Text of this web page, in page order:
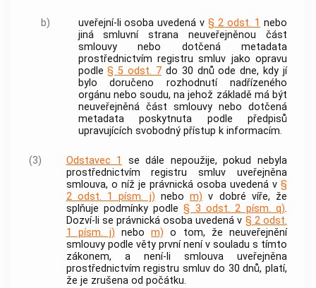
b) uveřejní-li osoba uvedená v§ 2 odst. 1 nebo
jiná smluvní strana neuveřejněnou část
smlouvy nebo dotčená metadata
prostřednictvím registru smluv jako opravu
podle§ 5 odst. 7 do 30 dnů ode dne, kdy jí
bylo doručeno rozhodnutí nadřízeného
orgánu nebo soudu, na jehož základě má být
neuveřejněná část smlouvy nebo dotčená
metadata poskytnuta podle předpisů
upravujících svobodný přístup k informacím.
(3) Odstavec 1
se dále nepoužije, pokud nebyla
prostřednictvím registru smluv uveřejněna
smlouva, o níž je právnická osoba uvedená v §
2 odst. 1 písm. j) nebo m) v dobré víře, že
splňuje podmínky podle§ 3 odst. 2 písm. q).
Dozví-li se právnická osoba uvedená v § 2 odst.
1 písm. j) nebom) o tom, že neuveřejnění
smlouvy podle věty první není v souladu s tímto
zákonem, a není-li smlouva uveřejněna
prostřednictvím registru smluv do 30 dnů, platí,
že je zrušena od počátku.